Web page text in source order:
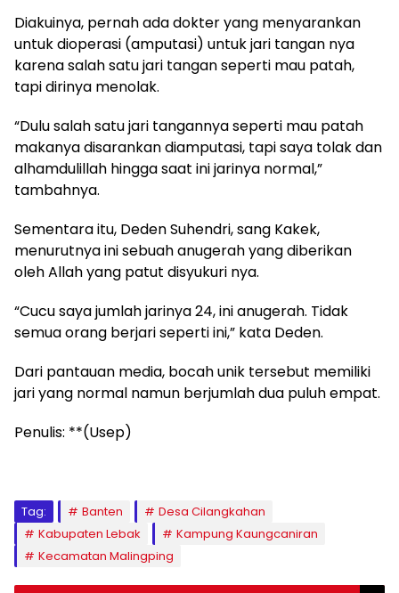
Diakuinya, pernah ada dokter yang menyarankan
untuk dioperasi (amputasi) untuk jari tangan nya
karena salah satu jari tangan seperti mau patah,
tapi dirinya menolak.
“Dulu salah satu jari tangannya seperti mau patah
makanya disarankan diamputasi, tapi saya tolak dan
alhamdulillah hingga saat ini jarinya normal,”
tambahnya.
Sementara itu, Deden Suhendri, sang Kakek,
menurutnya ini sebuah anugerah yang diberikan
oleh Allah yang patut disyukuri nya.
“Cucu saya jumlah jarinya 24, ini anugerah. Tidak
semua orang berjari seperti ini,” kata Deden.
Dari pantauan media, bocah unik tersebut memiliki
jari yang normal namun berjumlah dua puluh empat.
Penulis: **(Usep)
Tag: Banten
Desa Cilangkahan
Kabupaten Lebak
Kampung Kaungcaniran
Kecamatan Malingping